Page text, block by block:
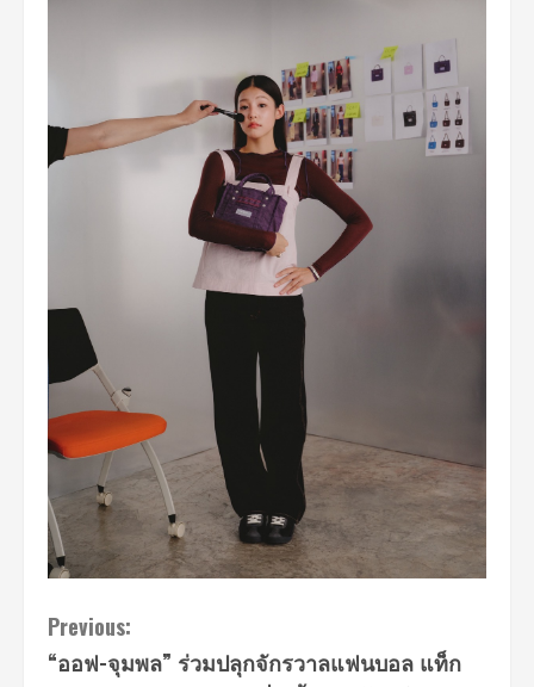
Continue
Previous:
“ออฟ-จุมพล” ร่วมปลุกจักรวาลแฟนบอล แท็ก